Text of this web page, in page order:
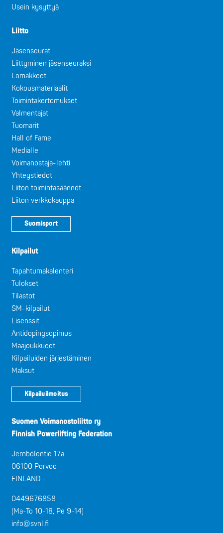
Usein kysyttyä
Liitto
Jäsenseurat
Liittyminen jäsenseuraksi
Lomakkeet
Kokousmateriaalit
Toimintakertomukset
Valmentajat
Tuomarit
Hall of Fame
Medialle
Voimanostaja-lehti
Yhteystiedot
Liiton toimintasäännöt
Liiton verkkokauppa
Suomisport
Kilpailut
Tapahtumakalenteri
Tulokset
Tilastot
SM-kilpailut
Lisenssit
Antidopingsopimus
Maajoukkueet
Kilpailuiden järjestäminen
Maksut
Kilpailuilmoitus
Suomen Voimanostoliitto ry
Finnish Powerlifting Federation
Jernbölentie 17a
06100 Porvoo
FINLAND
0449676858
(Ma-To 10-18, Pe 9-14)
info@svnl.fi